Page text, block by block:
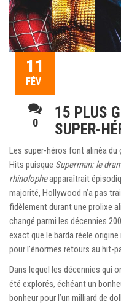
11
FÉV
0
15 PLUS
SUPER-
Les super-héros font alinéa du
Hits puisque Superman: le
rhinolopheapparaîtrait
majorité, Hollywood n’a pas
fidèlement durant une prolixe
changé parmi les décennies
exact que le barda réele
pour l’énormes retours au hit-
Dans lequel les décennies qui
été explorés, échéant un
bonheur pour l’un milliard de